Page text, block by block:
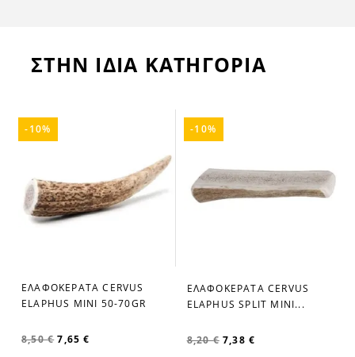
ΣΤΗΝ ΙΔΙΑ ΚΑΤΗΓΟΡΙΑ
ΕΛΑΦΟΚΕΡΑΤΑ CERVUS
ELAPHUS MINI 50-70GR
8,50 € 7,65 €
-10%
ΕΛΑΦΟΚΕΡΑΤΑ CERVUS
ELAPHUS SPLIT MINI...
8,20 € 7,38 €
-10%